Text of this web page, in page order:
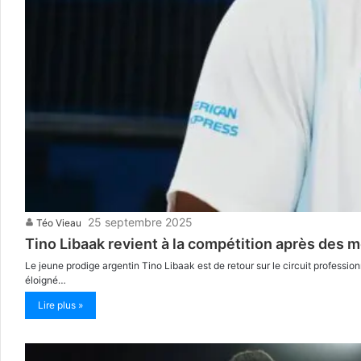
Téo Vieau 25 septembre 2025
Tino Libaak revient à la compétition après des
Le jeune prodige argentin Tino Libaak est de retour sur le circuit
éloigné…
Lire plus »